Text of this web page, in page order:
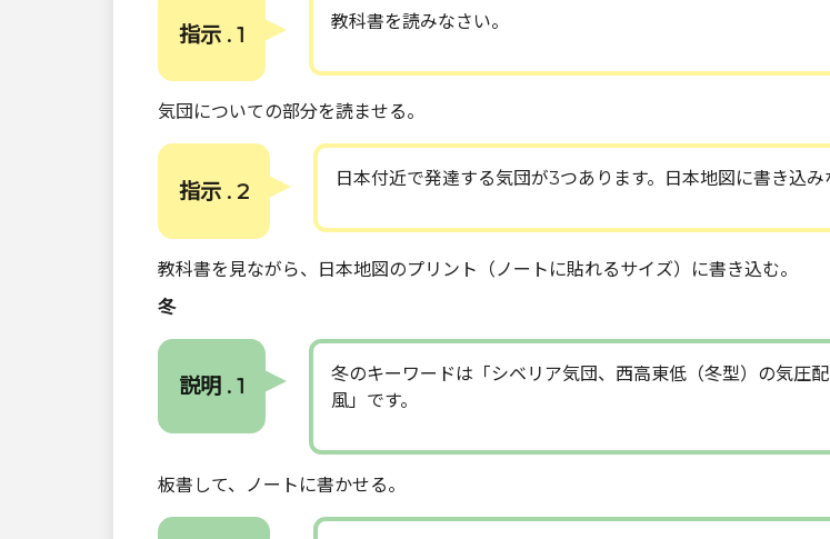
指示 . 1 教科書を読みなさい。
気団についての部分を読ませる。
指示 . 2 日本付近で発達する気団が3つあります。日本地図に書き込み
教科書を見ながら、日本地図のプリント（ノートに貼れるサイズ）に書き込む。
冬
説明 . 1
冬のキーワードは「シベリア気団、西高東低（冬型）の気圧
風」です。
板書して、ノートに書かせる。